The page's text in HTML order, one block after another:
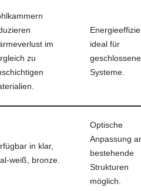
im
zu
ideal für
geschlossene
Systeme.
in klar,
weiß, bronze.
Optische
Anpassung
bestehende
Strukturen
möglich.